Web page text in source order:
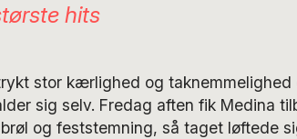
hits
stor kærlighed og taknemmelighed
sig selv. Fredag aften fik Medina
og feststemning, så taget løftede